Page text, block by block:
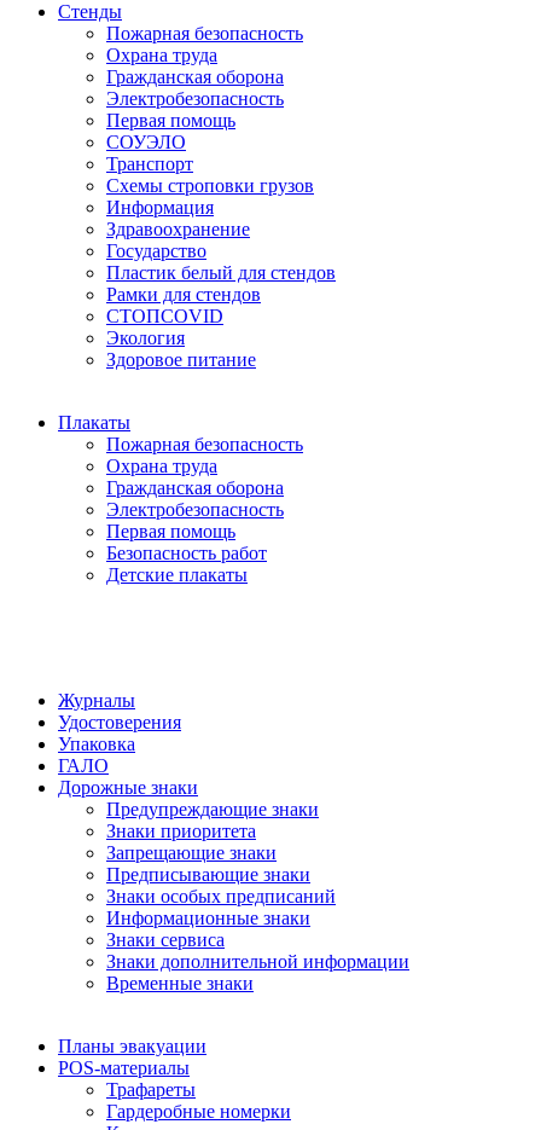
Стенды
Пожарная безопасность
Охрана труда
Гражданская оборона
Электробезопасность
Первая помощь
СОУЭЛО
Транспорт
Схемы строповки грузов
Информация
Здравоохранение
Государство
Пластик белый для стендов
Рамки для стендов
СТОПCOVID
Экология
Здоровое питание
Плакаты
Пожарная безопасность
Охрана труда
Гражданская оборона
Электробезопасность
Первая помощь
Безопасность работ
Детские плакаты
Журналы
Удостоверения
Упаковка
ГАЛО
Дорожные знаки
Предупреждающие знаки
Знаки приоритета
Запрещающие знаки
Предписывающие знаки
Знаки особых предписаний
Информационные знаки
Знаки сервиса
Знаки дополнительной информации
Временные знаки
Планы эвакуации
POS-материалы
Трафареты
Гардеробные номерки